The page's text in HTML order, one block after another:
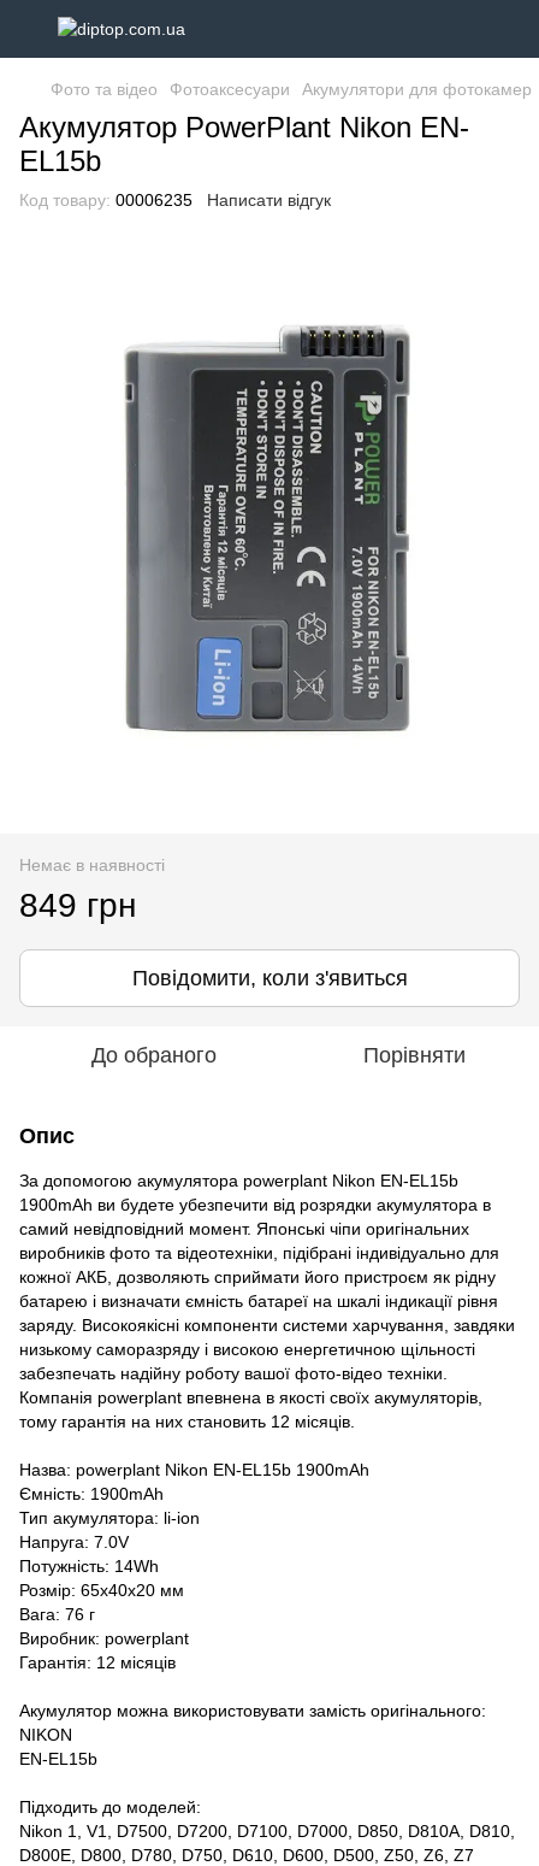
Фото та відео Фотоаксесуари Акумулятори для фотокамер
Акумулятор PowerPlant Nikon EN-
EL15b
Код товару: 00006235 Написати відгук
Немає в наявності
849 грн
Повідомити, коли з'явиться
До обраного Порівняти
Опис
За допомогою акумулятора powerplant Nikon EN-EL15b
1900mAh ви будете убезпечити від розрядки акумулятора в
самий невідповідний момент. Японські чіпи оригінальних
виробників фото та відеотехніки, підібрані індивідуально для
кожної АКБ, дозволяють сприймати його пристроєм як рідну
батарею і визначати ємність батареї на шкалі індикації рівня
заряду. Високоякісні компоненти системи харчування, завдяки
низькому саморазряду і високою енергетичною щільності
забезпечать надійну роботу вашої фото-відео техніки.
Компанія powerplant впевнена в якості своїх акумуляторів,
тому гарантія на них становить 12 місяців.
Назва: powerplant Nikon EN-EL15b 1900mAh
Ємність: 1900mAh
Тип акумулятора: li-ion
Напруга: 7.0V
Потужність: 14Wh
Розмір: 65х40х20 мм
Вага: 76 г
Виробник: powerplant
Гарантія: 12 місяців
Акумулятор можна використовувати замість оригінального:
NIKON
EN-EL15b
Підходить до моделей:
Nikon 1, V1, D7500, D7200, D7100, D7000, D850, D810A, D810,
D800E, D800, D780, D750, D610, D600, D500, Z50, Z6, Z7